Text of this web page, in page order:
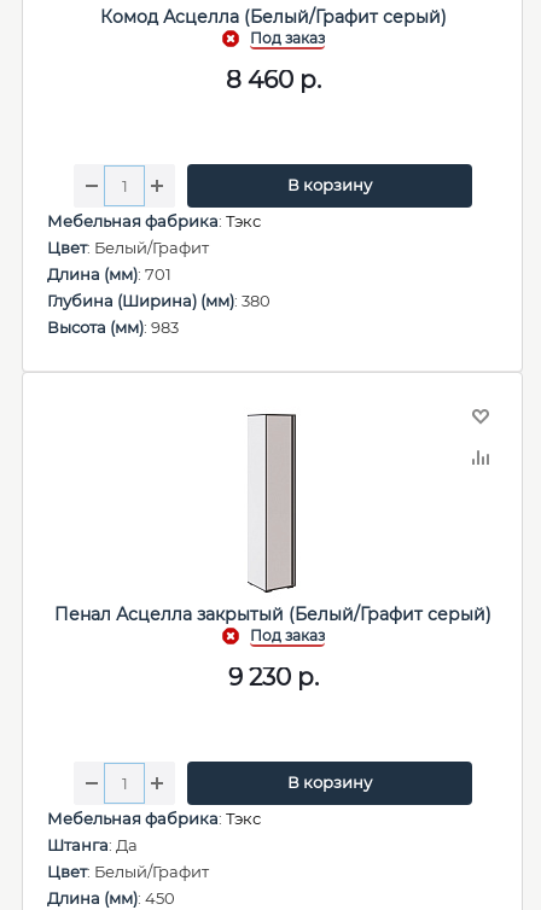
Комод Асцелла (Белый/Графит серый)
8 460р.
В корзину
Мебельная фабрика: Тэкс
Цвет: Белый/Графит
Длина (мм): 701
Глубина (Ширина) (мм): 380
Высота (мм): 983
Пенал Асцелла закрытый (Белый/Графит серый)
9 230р.
В корзину
Мебельная фабрика: Тэкс
Штанга: Да
Цвет: Белый/Графит
Длина (мм): 450